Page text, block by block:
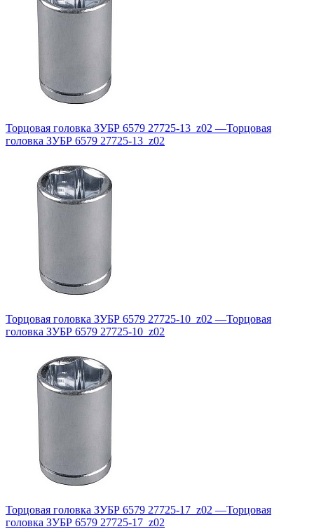
Торцовая головка ЗУБР 6579 27725-13_z02 —Торцовая
головка ЗУБР 6579 27725-13_z02
Торцовая головка ЗУБР 6579 27725-10_z02 —Торцовая
головка ЗУБР 6579 27725-10_z02
Торцовая головка ЗУБР 6579 27725-17_z02 —Торцовая
головка ЗУБР 6579 27725-17_z02